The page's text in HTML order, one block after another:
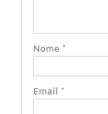
Nome *
Email *